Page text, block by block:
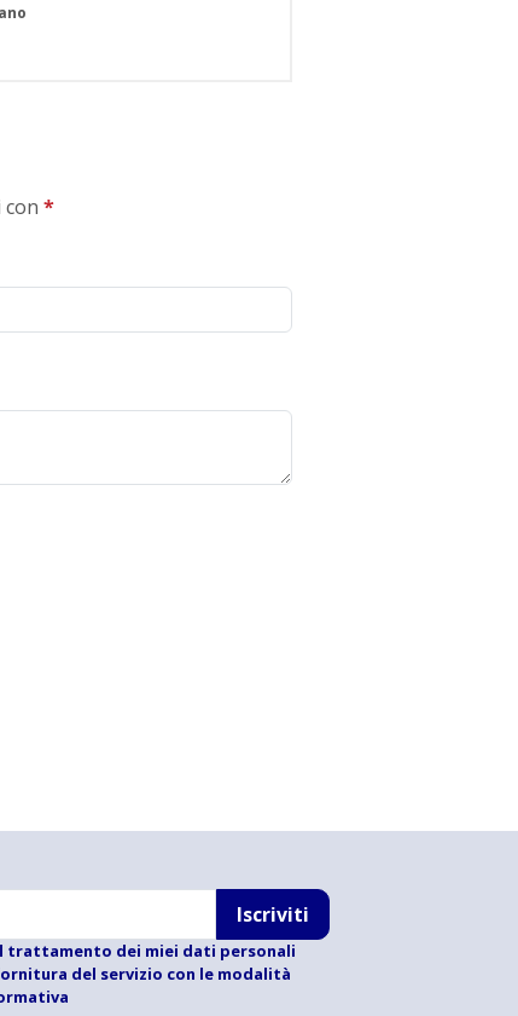
*
Iscriviti
trattamento dei miei dati personali
del servizio con le modalità